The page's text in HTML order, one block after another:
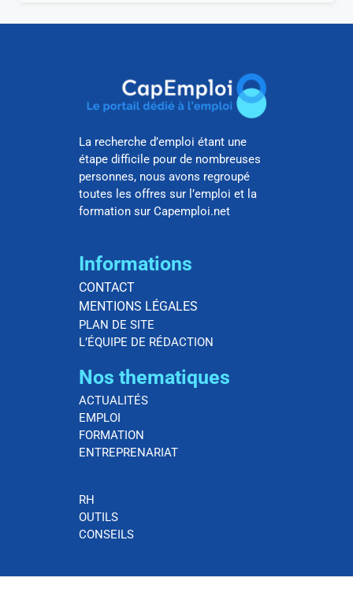
La recherche d’emploi étant une
étape difficile pour de nombreuses
personnes, nous avons regroupé
toutes les offres sur l’emploi et la
formation sur Capemploi.net
Informations
CONTACT
MENTIONS LÉGALES
PLAN DE SITE
L’ÉQUIPE DE RÉDACTION
Nos thematiques
ACTUALITÉS
EMPLOI
FORMATION
ENTREPRENARIAT
RH
OUTILS
CONSEILS